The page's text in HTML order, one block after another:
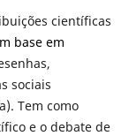
científicas
base em
sociais
Tem como
e o debate de